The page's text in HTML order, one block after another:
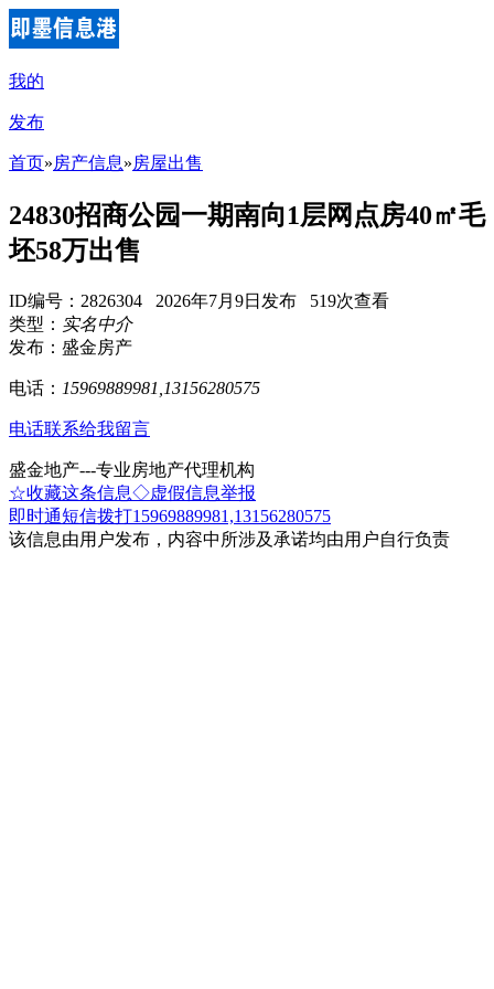
我的
发布
首页»房产信息»房屋出售
24830招商公园一期南向1层网点房40㎡毛
坯58万出售
ID编号：2826304 2026年7月9日发布 519次查看
类型： 实名中介
发布：盛金房产
电话： 15969889981,13156280575
电话联系给我留言
盛金地产---专业房地产代理机构
☆收藏这条信息◇虚假信息举报
即时通短信拨打15969889981,13156280575
该信息由用户发布，内容中所涉及承诺均由用户自行负责